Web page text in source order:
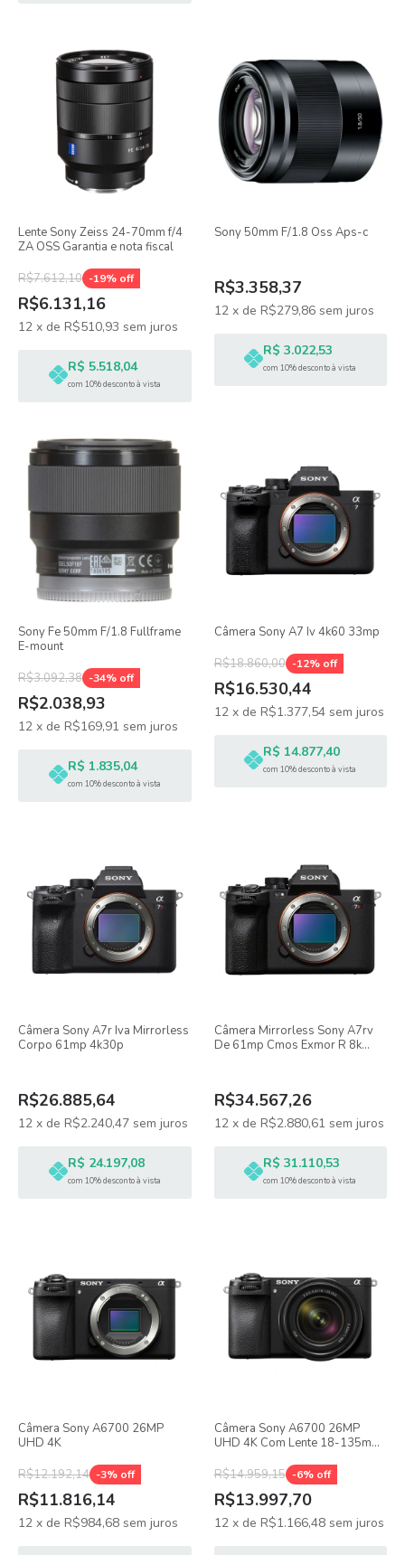
Lente Sony Zeiss 24-70mm f/4
ZA OSS Garantia e nota fiscal
R$7.612,10 -19% off
R$6.131,16
12 x de R$510,93 sem juros
R$ 5.518,04
com 10% desconto à vista
Sony 50mm F/1.8 Oss Aps-c
R$3.358,37
12 x de R$279,86 sem juros
R$ 3.022,53
com 10% desconto à vista
Sony Fe 50mm F/1.8 Fullframe
E-mount
R$3.092,38 -34% off
R$2.038,93
12 x de R$169,91 sem juros
R$ 1.835,04
com 10% desconto à vista
Câmera Sony A7 Iv 4k60 33mp
R$18.860,00 -12% off
R$16.530,44
12 x de R$1.377,54 sem juros
R$ 14.877,40
com 10% desconto à vista
Câmera Sony A7r Iva Mirrorless
Corpo 61mp 4k30p
R$26.885,64
12 x de R$2.240,47 sem juros
R$ 24.197,08
com 10% desconto à vista
Câmera Mirrorless Sony A7rv
De 61mp Cmos Exmor R 8k
R$34.567,26
12 x de R$2.880,61 sem juros
R$ 31.110,53
com 10% desconto à vista
Câmera Sony A6700 26MP
UHD 4K
R$12.192,14 -3% off
R$11.816,14
12 x de R$984,68 sem juros
Câmera Sony A6700 26MP
UHD 4K Com Lente 18-135mm
R$14.959,15 -6% off
R$13.997,70
12 x de R$1.166,48 sem juros